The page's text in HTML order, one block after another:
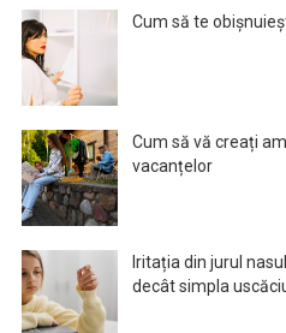
Cum să te
Cum să vă creați
vacanțelor
Iritația din jurul
decât simpla